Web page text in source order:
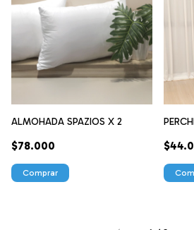
ALMOHADA SPAZIOS X 2
$78.000
Comprar